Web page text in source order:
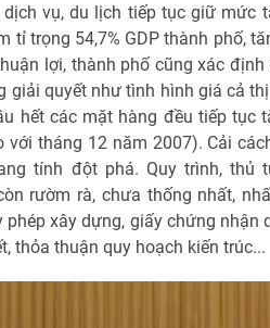
vụ, du lịch tiếp tục giữ mức
tỉ trọng 54,7% GDP thành phố,
lợi, thành phố cũng xác
giải quyết như tình hình giá cả
hết các mặt hàng đều tiếp tục
với tháng 12 năm 2007). Cải
tính đột phá. Quy trình, thủ
rườm rà, chưa thống nhất,
phép xây dựng, giấy chứng nhận
thỏa thuận quy hoạch kiến trúc...